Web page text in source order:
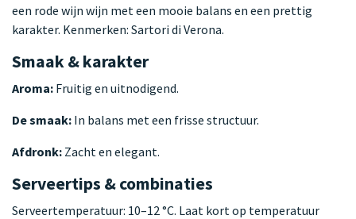
een rode wijn wijn met een mooie balans en een prettig
karakter. Kenmerken: Sartori di Verona.
Smaak & karakter
Aroma: Fruitig en uitnodigend.
De smaak: In balans met een frisse structuur.
Afdronk: Zacht en elegant.
Serveertips & combinaties
Serveertemperatuur: 10–12 °C. Laat kort op temperatuur